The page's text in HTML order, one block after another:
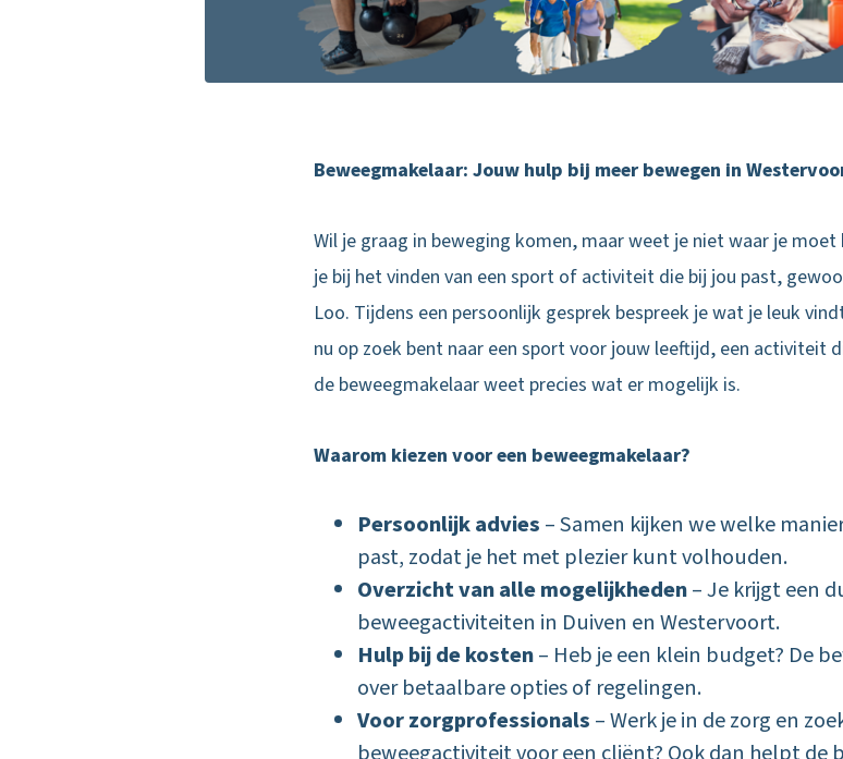
Beweegmakelaar: Jouw hulp bij meer bewegen in
Wil je graag in beweging komen, maar weet je niet waar je
je bij het vinden van een sport of activiteit die bij jou past,
Loo. Tijdens een persoonlijk gesprek bespreek je wat je leuk
nu op zoek bent naar een sport voor jouw leeftijd, een activiteit
de beweegmakelaar weet precies wat er mogelijk is.
Waarom kiezen voor een beweegmakelaar?
Persoonlijk advies – Samen kijken we welke
past, zodat je het met plezier kunt volhouden.
Overzicht van alle mogelijkheden– Je krijgt een
beweegactiviteiten in Duiven en Westervoort.
Hulp bij de kosten– Heb je een klein budget? De
over betaalbare opties of regelingen.
Voor zorgprofessionals – Werk je in de zorg en
beweegactiviteit voor een cliënt? Ook dan helpt de